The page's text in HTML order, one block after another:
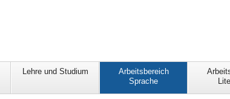
Lehre und Studium
Arbeitsbereich
Sprache